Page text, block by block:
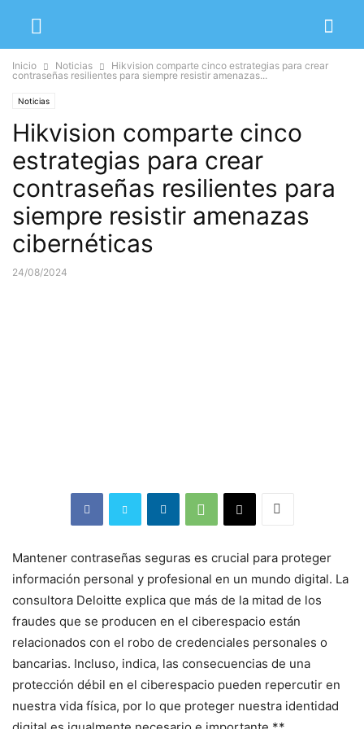
Inicio Noticias
Hikvision comparte cinco estrategias para crear
contraseñas resilientes para siempre resistir amenazas...
Noticias
Hikvision comparte cinco
estrategias para crear
contraseñas resilientes para
siempre resistir amenazas
cibernéticas
24/08/2024
Mantener contraseñas seguras es crucial para proteger
información personal y profesional en un mundo digital. La
consultora Deloitte explica que más de la mitad de los
fraudes que se producen en el ciberespacio están
relacionados con el robo de credenciales personales o
bancarias. Incluso, indica, las consecuencias de una
protección débil en el ciberespacio pueden repercutir en
nuestra vida física, por lo que proteger nuestra identidad